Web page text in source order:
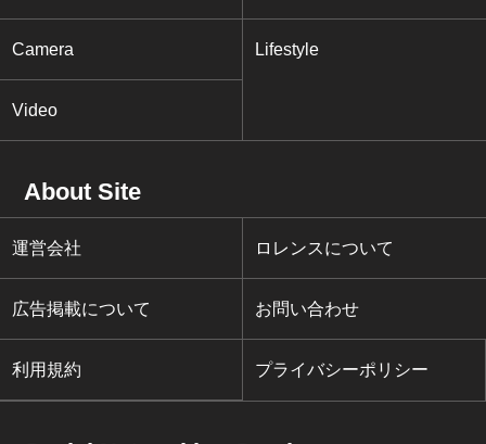
Camera Lifestyle
Video
About Site
運営会社 ロレンスについて
広告掲載について お問い合わせ
利用規約 プライバシーポリシー